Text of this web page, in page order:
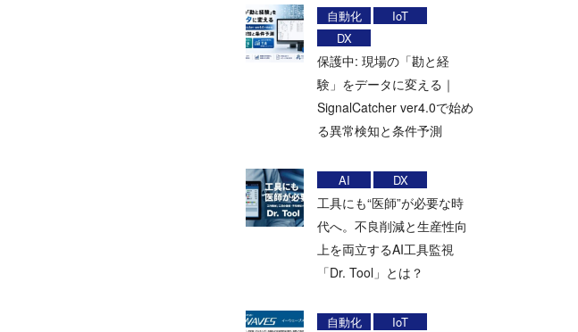
自動化
IoT
DX
保護中: 現場の「勘と経
験」をデータに変える｜
SignalCatcher ver4.0で始め
る異常検知と条件予測
AI DX
工具にも“医師”が必要な時
代へ。不良削減と生産性向
上を両立するAI工具監視
「Dr. Tool」とは？
自動化 IoT